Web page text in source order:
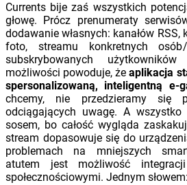
Currents bije zaś wszystkich
głowę. Prócz prenumeraty
dodawanie własnych: kanałów RSS,
foto, streamu konkretnych
subskrybowanych
możliwości powoduje, żeaplikacja
spersonalizowaną, inteligentną e-
chcemy, nie przedzieramy się
odciągających uwagę. A
sosem, bo całość wygląda
stream dopasowuje się do
problemach na mniejszych
atutem jest możliwość
społecznościowymi. Jednym słowem: